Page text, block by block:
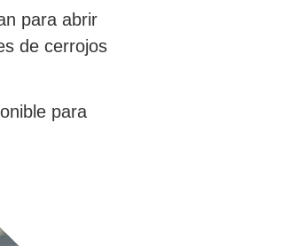
para abrir
de cerrojos
para